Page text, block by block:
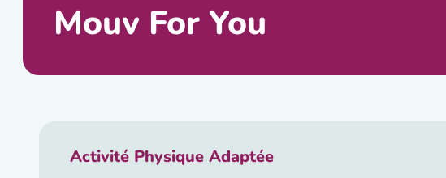
Mouv For You
Activité Physique Adaptée